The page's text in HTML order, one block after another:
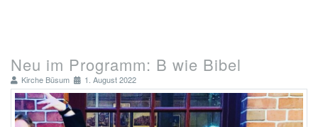
Neu im Programm: B wie Bibel
Kirche Büsum 1. August 2022